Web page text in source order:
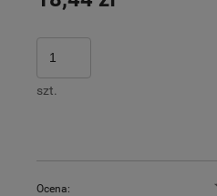
szt.
Ocena: